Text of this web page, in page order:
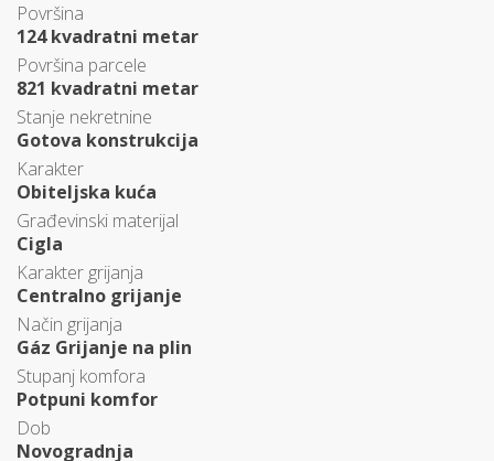
Površina
124 kvadratni metar
Površina parcele
821 kvadratni metar
Stanje nekretnine
Gotova konstrukcija
Karakter
Obiteljska kuća
Građevinski materijal
Cigla
Karakter grijanja
Centralno grijanje
Način grijanja
Gáz Grijanje na plin
Stupanj komfora
Potpuni komfor
Dob
Novogradnja